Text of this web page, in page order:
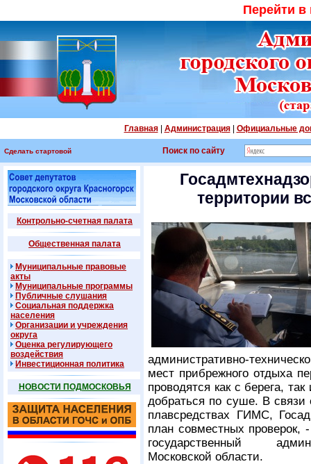
Перейти
Главная| Администрация| Официальные
Сделать стартовой Поиск по сайту
Контрольно-счетная палата
Общественная палата
Муниципальные правовые
акты
Муниципальные программы
Публичные слушания
Социальная поддержка
населения
Организации и учреждения
округа
Оценка регулирующего
воздействия
Инвестиционная политика
НОВОСТИ ПОДМОСКОВЬЯ
территории
административно-
мест прибрежного отдыха
проводятся как с берега,
добраться по суше. В связи
плавсредствах ГИМС,
план совместных проверок,
государственный
Московской области.